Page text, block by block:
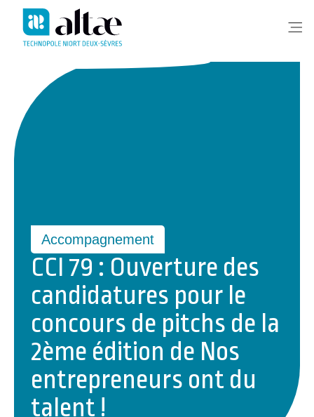
Accompagnement
CCI 79 : Ouverture des
candidatures pour le
concours de pitchs de la
2ème édition de Nos
entrepreneurs ont du
talent !